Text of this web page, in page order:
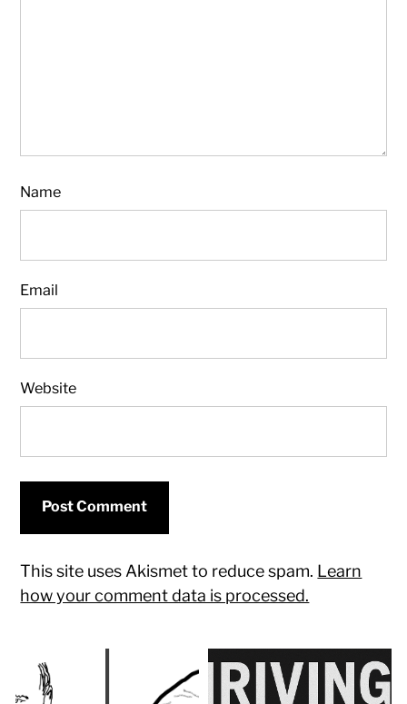
Name
Email
Website
This site uses Akismet to reduce spam. Learn
how your comment data is processed.